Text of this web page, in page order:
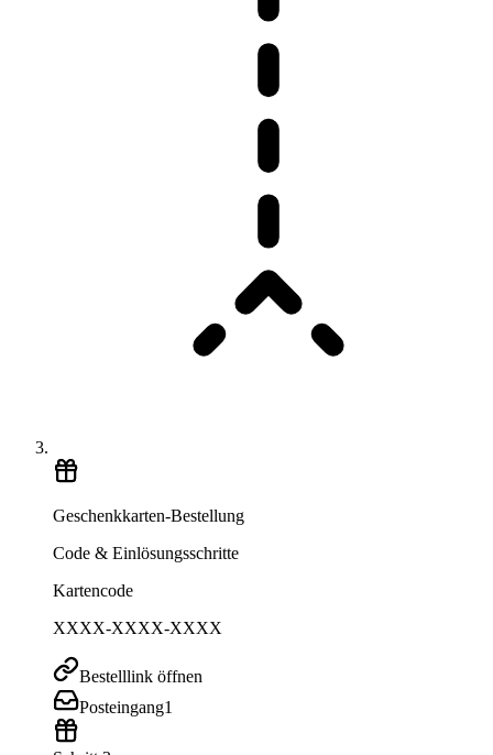
Geschenkkarten-Bestellung
Code & Einlösungsschritte
Kartencode
XXXX-XXXX-XXXX
Bestelllink öffnen
Posteingang1